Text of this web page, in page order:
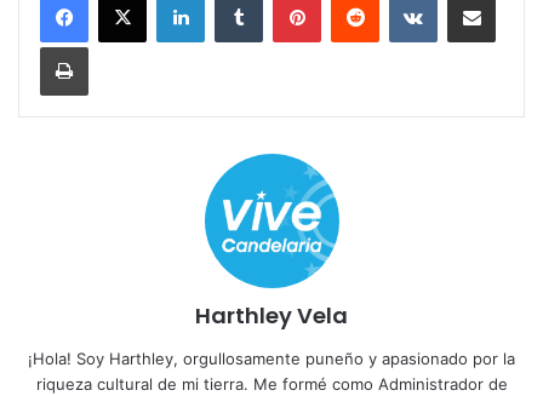
Harthley Vela
¡Hola! Soy Harthley, orgullosamente puneño y apasionado por la
riqueza cultural de mi tierra. Me formé como Administrador de